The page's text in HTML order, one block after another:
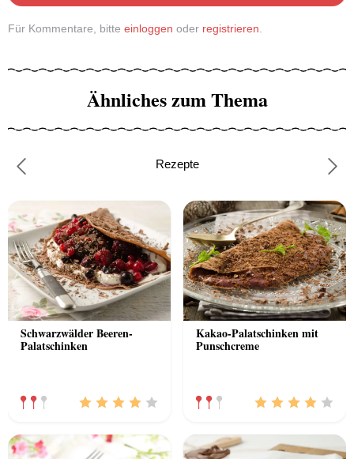
Für Kommentare, bitte einloggen oder registrieren.
Ähnliches zum Thema
Rezepte
Schwarzwälder Beeren-
Palatschinken
Kakao-Palatschinken mit
Punschcreme